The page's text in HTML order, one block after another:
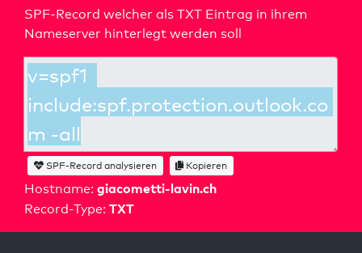
SPF-Record welcher als TXT Eintrag in ihrem
Nameserver hinterlegt werden soll
Hostname: giacometti-lavin.ch
Record-Type: TXT
SPF-Record analysieren Kopieren